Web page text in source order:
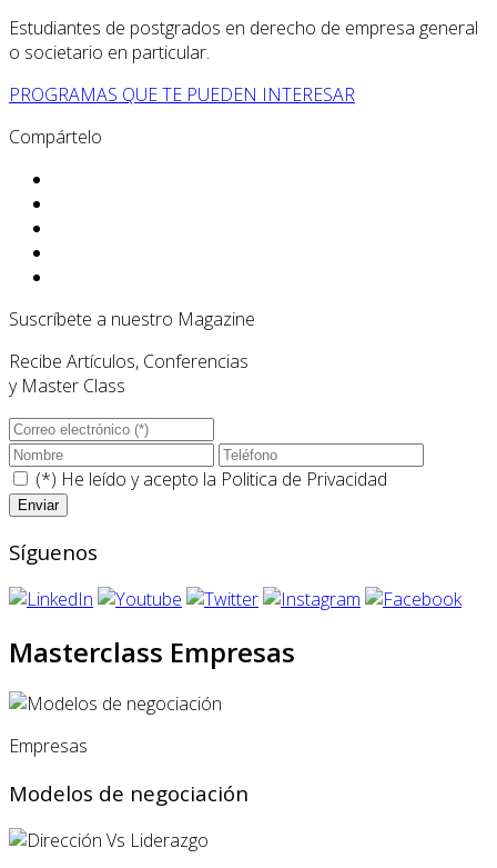
Estudiantes de postgrados en derecho de empresa general
o societario en particular.
PROGRAMAS QUE TE PUEDEN INTERESAR
Compártelo
Suscríbete a nuestro Magazine
Recibe Artículos, Conferencias
y Master Class
(*) He leído y acepto la Politica de Privacidad
Síguenos
Masterclass Empresas
Empresas
Modelos de negociación